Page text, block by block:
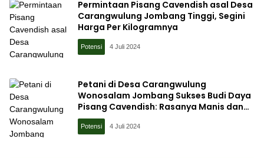
Permintaan Pisang Cavendish asal Desa
Carangwulung Jombang Tinggi, Segini
Harga Per Kilogramnya
Potensi 4 Juli 2024
Petani di Desa Carangwulung
Wonosalam Jombang Sukses Budi Daya
Pisang Cavendish: Rasanya Manis dan
Bertekstur Lembut
Potensi 4 Juli 2024